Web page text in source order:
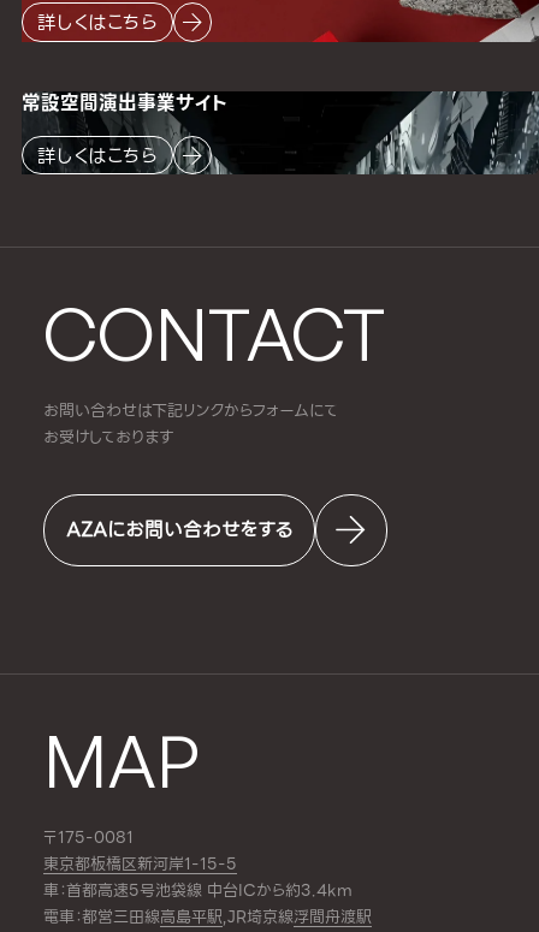
CONTACT
お問い合わせは下記リンクからフォームにて
お受けしております
AZAにお問い合わせをする
MAP
〒175-0081
東京都板橋区新河岸1-15-5
車：首都高速5号池袋線 中台ICから約3.4km
電車：都営三田線高島平駅,JR埼京線浮間舟渡駅
詳しくはこちら
常設空間演出事業サイト
詳しくはこちら